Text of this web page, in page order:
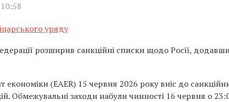
уряду
розширив санкційні списки щодо Росії,
(EAER) 15 червня 2026 року вніс до
Обмежувальні заходи набули чинності 16 червня о